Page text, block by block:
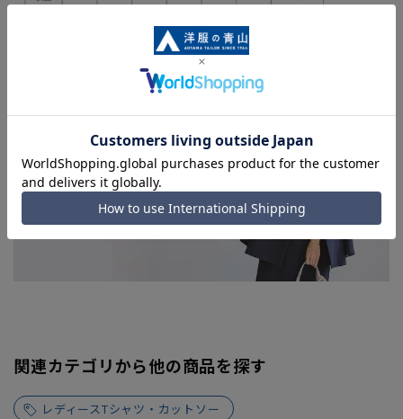
関連カテゴリから他の商品を探す
レディースTシャツ・カットソー